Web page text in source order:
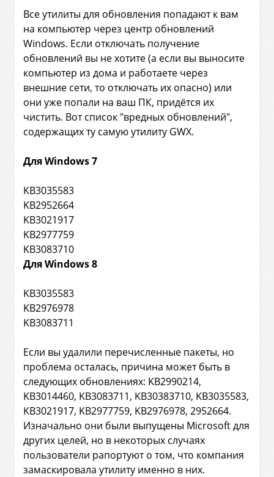
Все утилиты для обновления попадают к вам
на компьютер через центр обновлений
Windows. Если отключать получение
обновлений вы не хотите (а если вы выносите
компьютер из дома и работаете через
внешние сети, то отключать их опасно) или
они уже попали на ваш ПК, придётся их
чистить. Вот список "вредных обновлений",
содержащих ту самую утилиту GWX.
Для Windows 7
KB3035583
KB2952664
KB3021917
KB2977759
KB3083710
Для Windows 8
KB3035583
KB2976978
KB3083711
Если вы удалили перечисленные пакеты, но
проблема осталась, причина может быть в
следующих обновлениях: KB2990214,
KB3014460, KB3083711, KB30383710, KB3035583,
KB3021917, KB2977759, KB2976978, 2952664.
Изначально они были выпущены Microsoft для
других целей, но в некоторых случаях
пользователи рапортуют о том, что компания
замаскировала утилиту именно в них.